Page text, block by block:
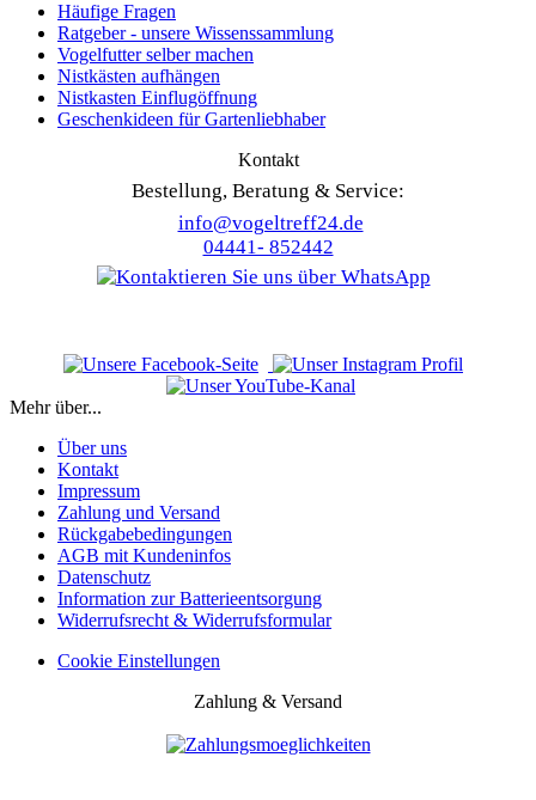
Häufige Fragen
Ratgeber - unsere Wissenssammlung
Vogelfutter selber machen
Nistkästen aufhängen
Nistkasten Einflugöffnung
Geschenkideen für Gartenliebhaber
Kontakt
Bestellung, Beratung & Service:
info@vogeltreff24.de
04441- 852442
Mehr über...
Über uns
Kontakt
Impressum
Zahlung und Versand
Rückgabebedingungen
AGB mit Kundeninfos
Datenschutz
Information zur Batterieentsorgung
Widerrufsrecht & Widerrufsformular
Cookie Einstellungen
Zahlung & Versand